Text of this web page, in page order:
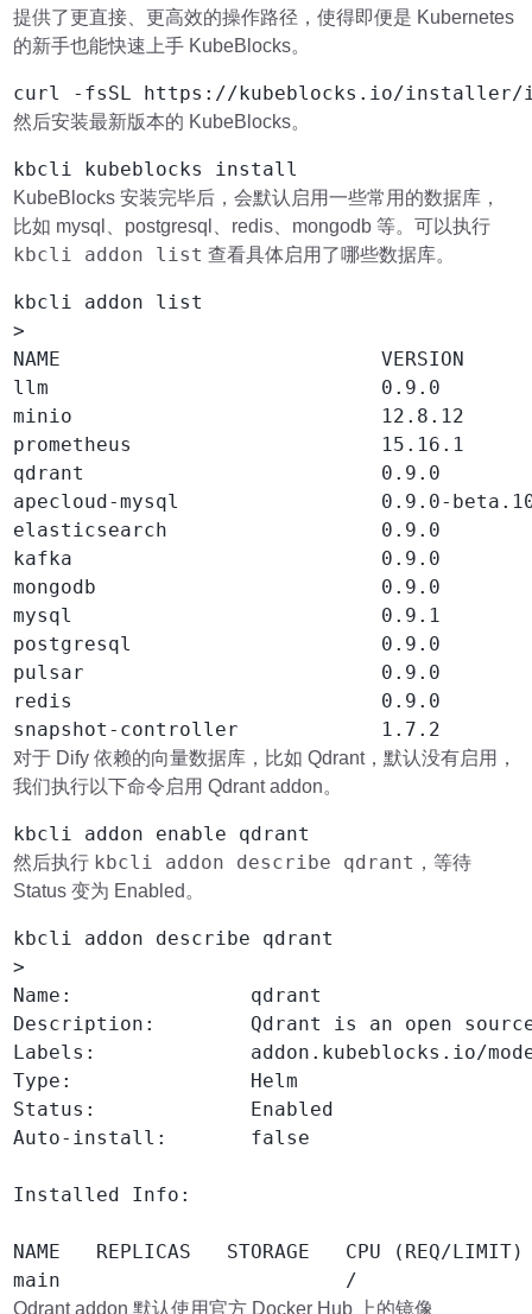
提供了更直接、更高效的操作路径，使得即便是 Kubernetes
的新手也能快速上手 KubeBlocks。
然后安装最新版本的 KubeBlocks。
KubeBlocks 安装完毕后，会默认启用一些常用的数据库，
比如 mysql、postgresql、redis、mongodb 等。可以执行
kbcli addon list 查看具体启用了哪些数据库。
kbcli addon list
>
NAME                           VERSION
llm                            0.9.0
minio                          12.8.12
prometheus                     15.16.1
qdrant                         0.9.0
apecloud-mysql                 0.9.0-
elasticsearch                  0.9.0
kafka                          0.9.0
mongodb                        0.9.0
mysql                          0.9.1
postgresql                     0.9.0
pulsar                         0.9.0
redis                          0.9.0
对于 Dify 依赖的向量数据库，比如 Qdrant，默认没有启用，
我们执行以下命令启用 Qdrant addon。
然后执行 kbcli addon describe qdrant ，等待
Status 变为 Enabled。
kbcli addon describe qdrant
>
Name:               qdrant
Description:        Qdrant is an open
Labels:             addon.kubeblocks.io/
Type:               Helm
Status:             Enabled
Auto-install:       false
Installed Info:
NAME   REPLICAS   STORAGE   CPU (REQ/
Qdrant addon 默认使用官方 Docker Hub 上的镜像